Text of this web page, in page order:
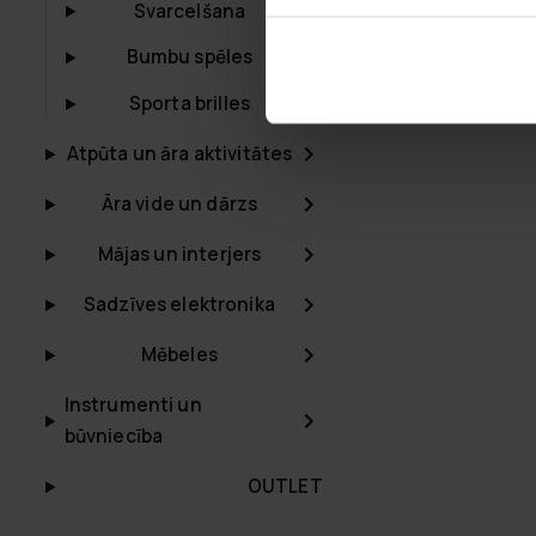
Svarcelšana
Bumbu spēles
Sporta brilles
Atpūta un āra aktivitātes
Āra vide un dārzs
Mājas un interjers
Sadzīves elektronika
Mēbeles
Instrumenti un
būvniecība
OUTLET